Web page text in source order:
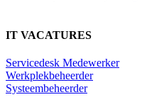
IT VACATURES
Servicedesk Medewerker
Werkplekbeheerder
Systeembeheerder